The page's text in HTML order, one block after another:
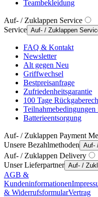
Teambekleidung
Auf- / Zuklappen Service
Service Auf- / Zuklappen
FAQ & Kontakt
Newsletter
Alt gegen Neu
Griffwechsel
Bestpreisanfrage
Zufriedenheitsgarantie
100 Tage
Batterieentsorgung
Auf- / Zuklappen Payment
Unsere Bezahlmethoden Auf-
Auf- / Zuklappen Delivery
Unser Lieferpartner Auf- /
AGB &
Kundeninformationen
& WiderrufsformularVertrag